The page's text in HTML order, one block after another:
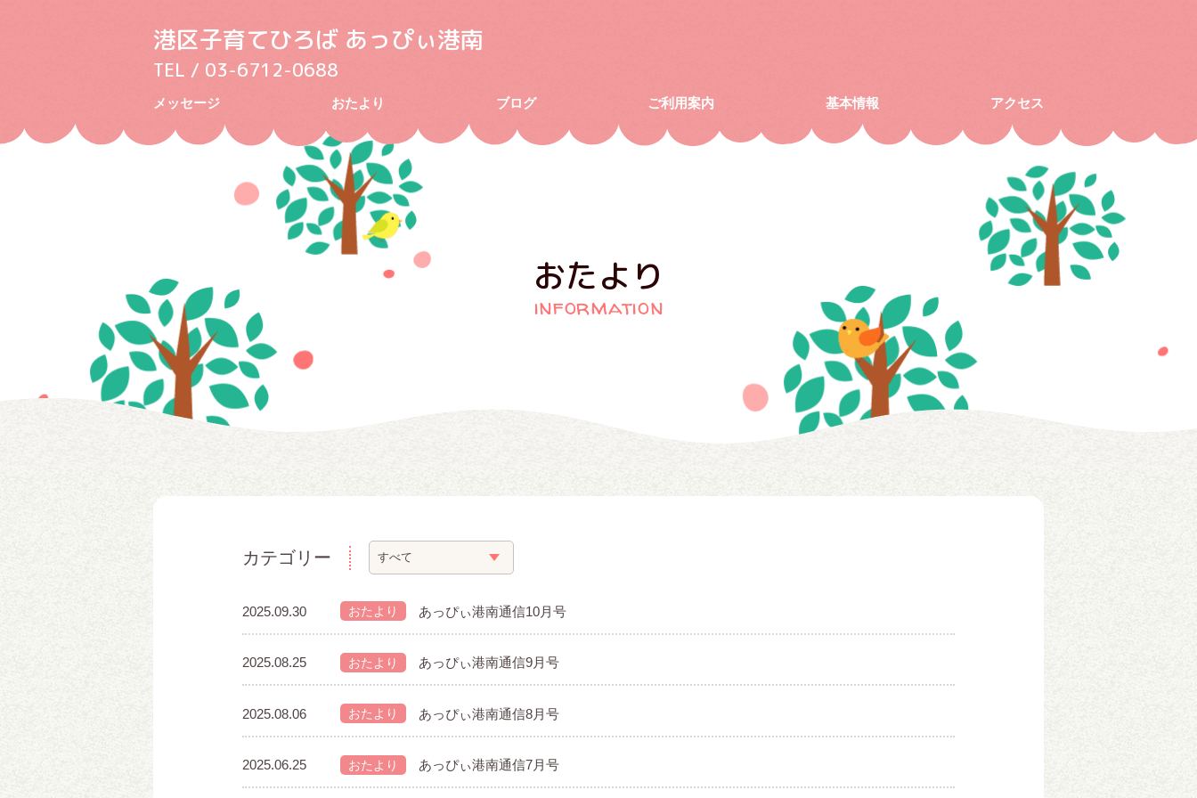
港区子育てひろば あっぴぃ港南
TEL / 03-6712-0688
メッセージ おたより ブログ ご利用案内 基本情報 アクセス
おたより
information
カテゴリー
2025.09.30 おたより あっぴぃ港南通信10月号
2025.08.25 おたより あっぴぃ港南通信9月号
2025.08.06 おたより あっぴぃ港南通信8月号
2025.06.25 おたより あっぴぃ港南通信7月号